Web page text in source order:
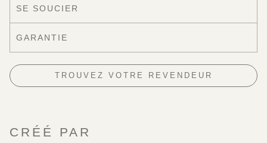
SE SOUCIER
GARANTIE
TROUVEZ VOTRE REVENDEUR
CRÉÉ PAR